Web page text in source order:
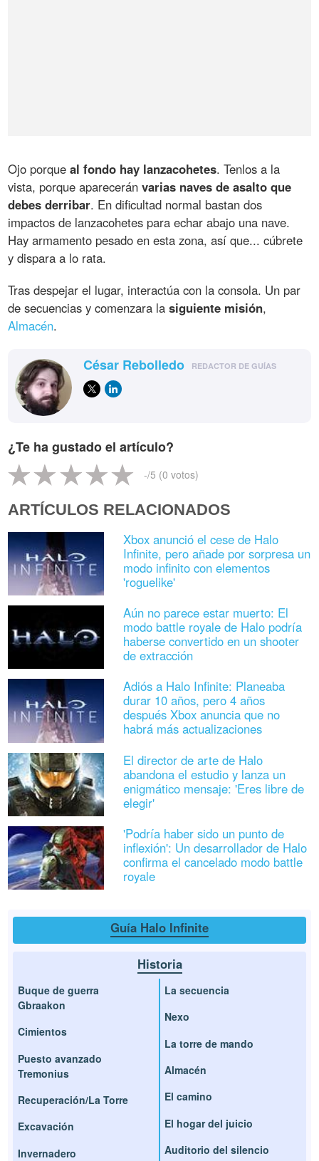
Ojo porqueal fondo hay lanzacohetes. Tenlos a la
vista, porque apareceránvarias naves de asalto que
debes derribar. En dificultad normal bastan dos
impactos de lanzacohetes para echar abajo una nave.
Hay armamento pesado en esta zona, así que... cúbrete
y dispara a lo rata.
Tras despejar el lugar, interactúa con la consola. Un par
de secuencias y comenzara lasiguiente misión,
Almacén.
César Rebolledo REDACTOR DE GUÍAS
¿Te ha gustado el artículo?
-/5 (0 votos)
ARTÍCULOS RELACIONADOS
Xbox anunció el cese de Halo
Infinite, pero añade por sorpresa un
modo infinito con elementos
'roguelike'
Aún no parece estar muerto: El
modo battle royale de Halo podría
haberse convertido en un shooter
de extracción
Adiós a Halo Infinite: Planeaba
durar 10 años, pero 4 años
después Xbox anuncia que no
habrá más actualizaciones
El director de arte de Halo
abandona el estudio y lanza un
enigmático mensaje: 'Eres libre de
elegir'
'Podría haber sido un punto de
inflexión': Un desarrollador de Halo
confirma el cancelado modo battle
royale
Guía Halo Infinite
Historia
Buque de guerra
Gbraakon
Cimientos
Puesto avanzado
Tremonius
Recuperación/La Torre
Excavación
Invernadero
La secuencia
Nexo
La torre de mando
Almacén
El camino
El hogar del juicio
Auditorio del silencio